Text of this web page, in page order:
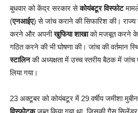
बुधवार को केंद्र सरकार सेकोयंबटूर विस्फोट
(एनआईए) से जांच कराने की सिफारिश की।
करने और अपनीखुफिया शाखाको मजबूत करने के
गठित करने की भी घोषणा की। जांच की वर्तमान
स्टालिनकी अध्यक्षता में उच्च स्तरीय बैठक में जांच
लिया गया।
23 अक्टूबर को कोयंबटूर में 29 वर्षीय जमीशा
विस्फोटकजब्त किया गया था, जिसकी गैस